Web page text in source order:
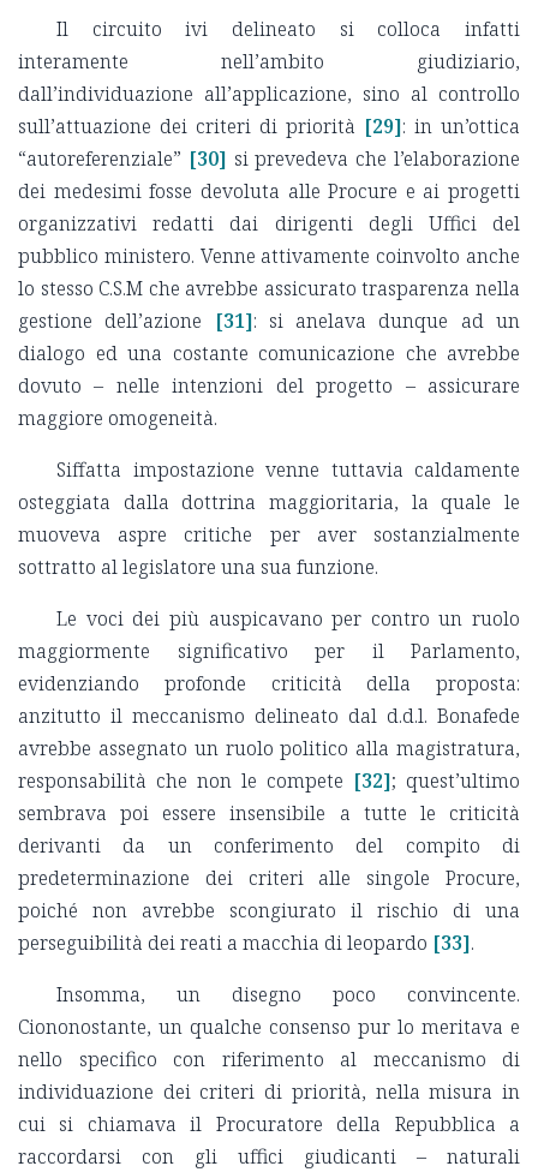
Il circuito ivi delineato si colloca infatti
interamente nell’ambito giudiziario,
dall’individuazione all’applicazione, sino al controllo
sull’attuazione dei criteri di priorità [29]: in un’ottica
“autoreferenziale” [30] si prevedeva che l’elaborazione
dei medesimi fosse devoluta alle Procure e ai progetti
organizzativi redatti dai dirigenti degli Uffici del
pubblico ministero. Venne attivamente coinvolto anche
lo stesso C.S.M che avrebbe assicurato trasparenza nella
gestione dell’azione
[31]: si anelava dunque ad un
dialogo ed una costante comunicazione che avrebbe
dovuto – nelle intenzioni del progetto – assicurare
maggiore omogeneità.
Siffatta impostazione venne tuttavia caldamente
osteggiata dalla dottrina maggioritaria, la quale le
muoveva aspre critiche per aver sostanzialmente
sottratto al legislatore una sua funzione.
Le voci dei più auspicavano per contro un ruolo
maggiormente significativo per il Parlamento,
evidenziando profonde criticità della proposta:
anzitutto il meccanismo delineato dal d.d.l. Bonafede
avrebbe assegnato un ruolo politico alla magistratura,
responsabilità che non le compete [32]; quest’ultimo
sembrava poi essere insensibile a tutte le criticità
derivanti da un conferimento del compito di
predeterminazione dei criteri alle singole Procure,
poiché non avrebbe scongiurato il rischio di una
perseguibilità dei reati a macchia di leopardo [33].
Insomma, un disegno poco convincente.
Ciononostante, un qualche consenso pur lo meritava e
nello specifico con riferimento al meccanismo di
individuazione dei criteri di priorità, nella misura in
cui si chiamava il Procuratore della Repubblica a
raccordarsi con gli uffici giudicanti – naturali